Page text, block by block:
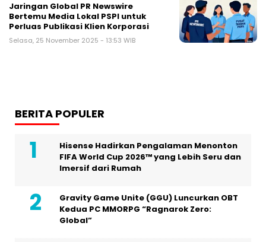
Jaringan Global PR Newswire
Bertemu Media Lokal PSPI untuk
Perluas Publikasi Klien Korporasi
Selasa, 25 November 2025 - 13:53 WIB
BERITA POPULER
Hisense Hadirkan Pengalaman Menonton
FIFA World Cup 2026™ yang Lebih Seru dan
Imersif dari Rumah
Gravity Game Unite (GGU) Luncurkan OBT
Kedua PC MMORPG “Ragnarok Zero:
Global”